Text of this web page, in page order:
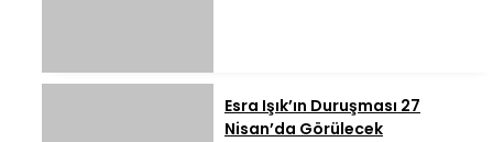
Esra Işık’ın Duruşması 27
Nisan’da Görülecek